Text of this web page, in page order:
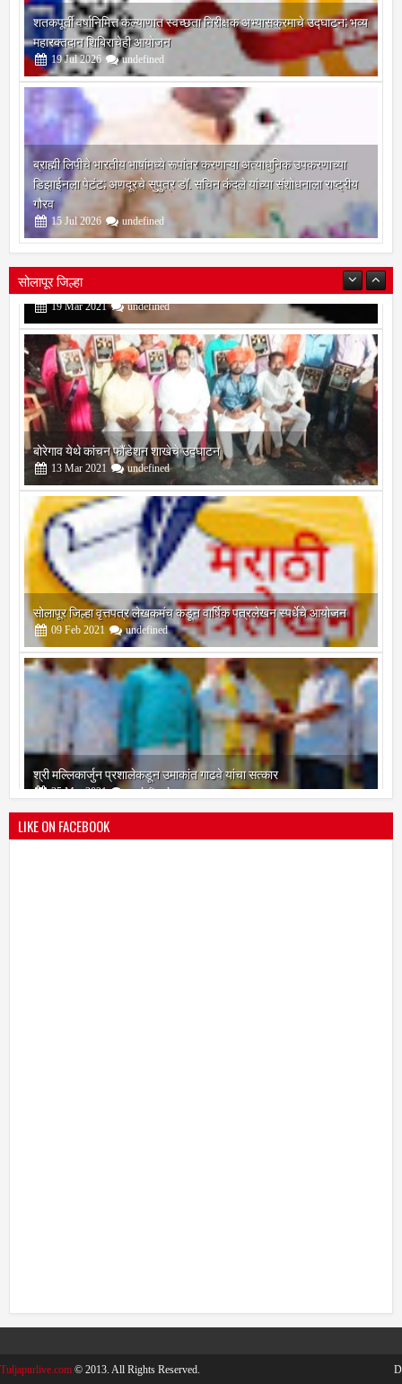
शतकपूर्ती वर्षानिमित्त कल्याणात स्वच्छता निरीक्षक अभ्यासक्रमाचे उद्घाटन; भव्य
महारक्तदान शिबिराचेही आयोजन
19 Jul 2026 undefined
ब्राह्मी लिपीचे भारतीय भाषांमध्ये रूपांतर करणाऱ्या अत्याधुनिक उपकरणाच्या
डिझाईनला पेटंट; अणदूरचे सुपुत्र डॉ. सचिन कंदले यांच्या संशोधनाला राष्ट्रीय
गौरव
15 Jul 2026
सोलापूर जिल्हा
बोरेगाव येथे कांचन फौंडेशन शाखेचे उद्घाटन
13 Mar 2021 undefined
सोलापूर जिल्हा वृत्तपत्र लेखकमंच कडून वार्षिक पत्रलेखन स्पर्धेचे आयोजन
09 Feb 2021 undefined
श्री मल्लिकार्जुन प्रशालेकडून उमाकांत गाढवे यांचा सत्कार
25 Mar 2021 undefined
LIKE ON FACEBOOK